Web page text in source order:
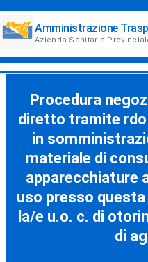
Amministrazione
Azienda Sanitaria
Procedura
diretto tramite
in
materiale di
apparecchiature
uso presso
la/e u.o. c. di
di